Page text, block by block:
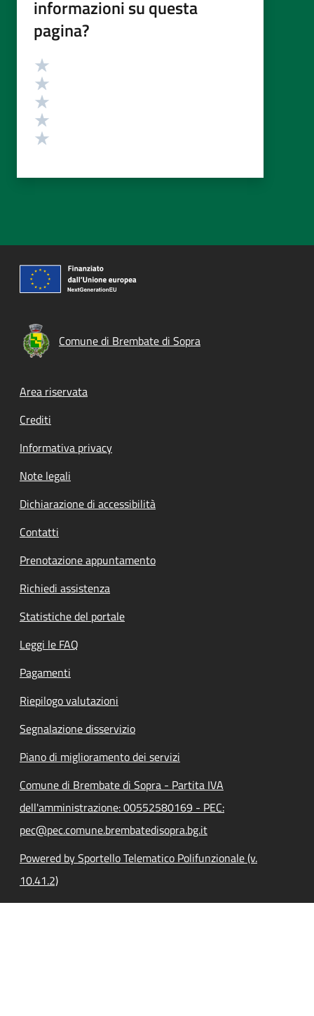
informazioni su questa
pagina?
Valutazione
Comune di Brembate di Sopra
Footer menu
Area riservata
Crediti
Informativa privacy
Note legali
Dichiarazione di accessibilità
Contatti
Prenotazione appuntamento
Richiedi assistenza
Statistiche del portale
Leggi le FAQ
Pagamenti
Riepilogo valutazioni
Segnalazione disservizio
Piano di miglioramento dei servizi
Comune di Brembate di Sopra - Partita IVA
dell'amministrazione: 00552580169 - PEC:
pec@pec.comune.brembatedisopra.bg.it
Powered by Sportello Telematico Polifunzionale (v.
10.41.2)